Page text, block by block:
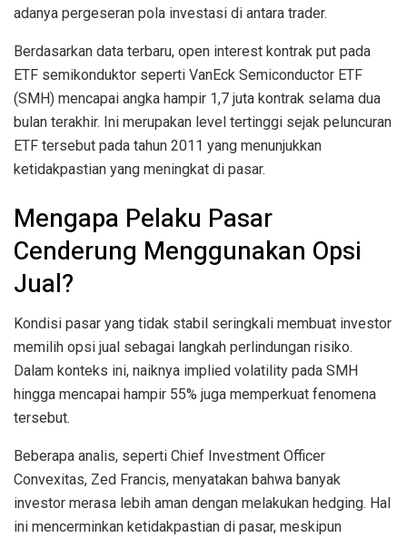
adanya pergeseran pola investasi di antara trader.
Berdasarkan data terbaru, open interest kontrak put pada
ETF semikonduktor seperti VanEck Semiconductor ETF
(SMH) mencapai angka hampir 1,7 juta kontrak selama dua
bulan terakhir. Ini merupakan level tertinggi sejak peluncuran
ETF tersebut pada tahun 2011 yang menunjukkan
ketidakpastian yang meningkat di pasar.
Mengapa Pelaku Pasar
Cenderung Menggunakan Opsi
Jual?
Kondisi pasar yang tidak stabil seringkali membuat investor
memilih opsi jual sebagai langkah perlindungan risiko.
Dalam konteks ini, naiknya implied volatility pada SMH
hingga mencapai hampir 55% juga memperkuat fenomena
tersebut.
Beberapa analis, seperti Chief Investment Officer
Convexitas, Zed Francis, menyatakan bahwa banyak
investor merasa lebih aman dengan melakukan hedging. Hal
ini mencerminkan ketidakpastian di pasar, meskipun